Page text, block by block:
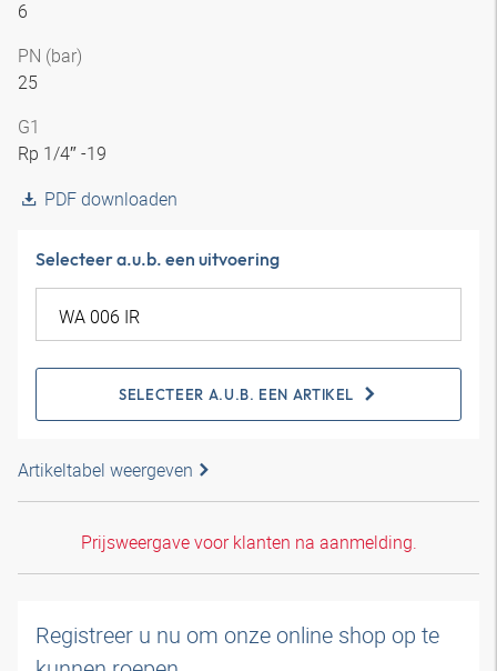
6
PN (bar)
25
G1
Rp 1/4″ -19
PDF downloaden
Selecteer a.u.b. een uitvoering
SELECTEER A.U.B. EEN ARTIKEL
Artikeltabel weergeven
Prijsweergave voor klanten na aanmelding.
Registreer u nu om onze online shop op te